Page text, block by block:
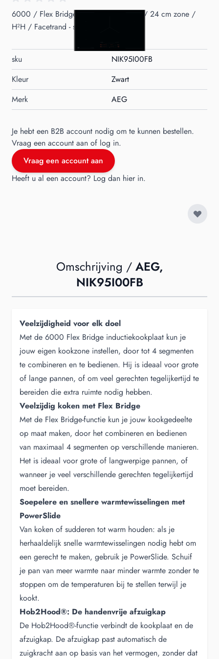
6000 / Flex Bridge / 90 cm / 5 zones / 24 cm zone /
H²H / Facetrand - standaard inbouw
sku
NIK95I00FB
Kleur
Zwart
Merk
AEG
Je hebt een B2B account nodig om te kunnen bestellen.
Vraag een account aan of log in.
Vraag een account aan
Heeft u al een account? Log dan hier in.
Omschrijving / AEG,
NIK95I00FB
Veelzijdigheid voor elk doel
Met de 6000 Flex Bridge inductiekookplaat kun je
jouw eigen kookzone instellen, door tot 4 segmenten
te combineren en te bedienen. Hij is ideaal voor grote
of lange pannen, of om veel gerechten tegelijkertijd te
bereiden die extra ruimte nodig hebben.
Veelzijdig koken met Flex Bridge
Met de Flex Bridge-functie kun je jouw kookgedeelte
op maat maken, door het combineren en bedienen
van maximaal 4 segmenten op verschillende manieren.
Het is ideaal voor grote of langwerpige pannen, of
wanneer je veel verschillende gerechten tegelijkertijd
moet bereiden.
Soepelere en snellere warmtewisselingen met
PowerSlide
Van koken of sudderen tot warm houden: als je
herhaaldelijk snelle warmtewisselingen nodig hebt om
een gerecht te maken, gebruik je PowerSlide. Schuif
je pan van meer warmte naar minder warmte zonder te
stoppen om de temperaturen bij te stellen terwijl je
kookt.
Hob2Hood®: De handenvrije afzuigkap
De Hob2Hood®-functie verbindt de kookplaat en de
afzuigkap. De afzuigkap past automatisch de
zuigkracht aan op basis van het vermogen, zonder dat